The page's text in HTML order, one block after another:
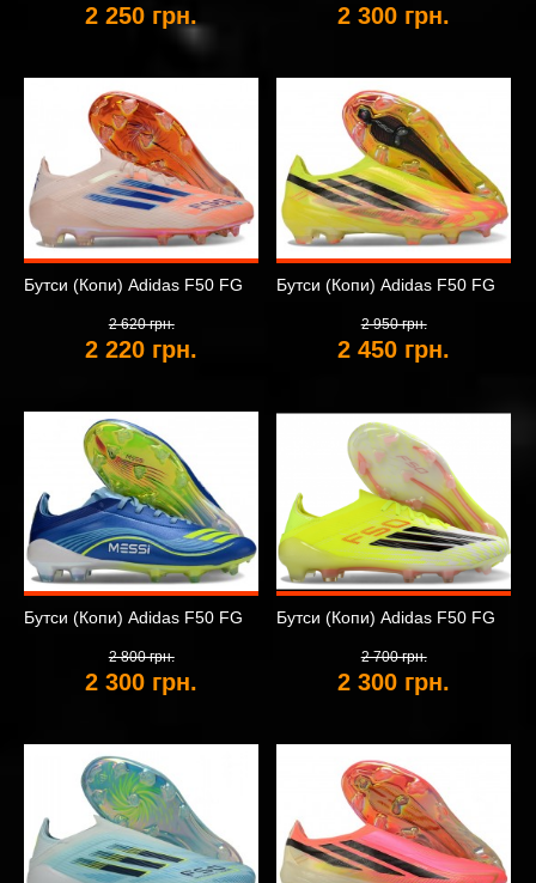
2 250 грн. 2 300 грн.
Бутси (Копи) Adidas F50 FG
2 620 грн.
2 220 грн.
Бутси (Копи) Adidas F50 FG
2 950 грн.
2 450 грн.
Бутси (Копи) Adidas F50 FG
2 800 грн.
2 300 грн.
Бутси (Копи) Adidas F50 FG
2 700 грн.
2 300 грн.